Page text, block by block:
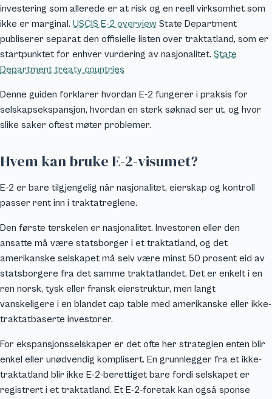
investering som allerede er at risk og en reell virksomhet som
ikke er marginal. USCIS E-2 overview State Department
publiserer separat den offisielle listen over traktatland, som er
startpunktet for enhver vurdering av nasjonalitet. State
Department treaty countries
Denne guiden forklarer hvordan E-2 fungerer i praksis for
selskapsekspansjon, hvordan en sterk søknad ser ut, og hvor
slike saker oftest møter problemer.
Hvem kan bruke E-2-visumet?
E-2 er bare tilgjengelig når nasjonalitet, eierskap og kontroll
passer rent inn i traktatreglene.
Den første terskelen er nasjonalitet. Investoren eller den
ansatte må være statsborger i et traktatland, og det
amerikanske selskapet må selv være minst 50 prosent eid av
statsborgere fra det samme traktatlandet. Det er enkelt i en
ren norsk, tysk eller fransk eierstruktur, men langt
vanskeligere i en blandet cap table med amerikanske eller ikke-
traktatbaserte investorer.
For ekspansjonsselskaper er det ofte her strategien enten blir
enkel eller unødvendig komplisert. En grunnlegger fra et ikke-
traktatland blir ikke E-2-berettiget bare fordi selskapet er
registrert i et traktatland. Et E-2-foretak kan også sponse